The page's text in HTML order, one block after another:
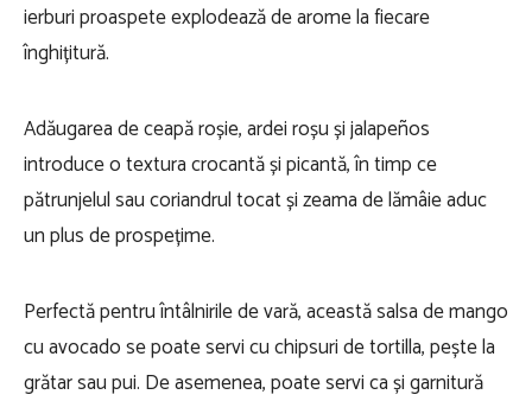
ierburi proaspete explodează de arome la fiecare
înghițitură.
Adăugarea de ceapă roșie, ardei roșu și jalapeños
introduce o textura crocantă și picantă, în timp ce
pătrunjelul sau coriandrul tocat și zeama de lămâie aduc
un plus de prospețime.
Perfectă pentru întâlnirile de vară, această salsa de mango
cu avocado se poate servi cu chipsuri de tortilla, pește la
grătar sau pui. De asemenea, poate servi ca și garnitură